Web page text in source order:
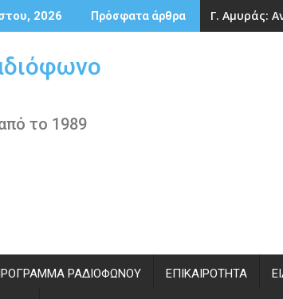
2026 Πρόσφατα άρθρα Γ. Αμυράς:
το 1989
ΡΑΔΙΟΦΏΝΟΥ ΕΠΙΚΑΙΡΌΤΗΤΑ